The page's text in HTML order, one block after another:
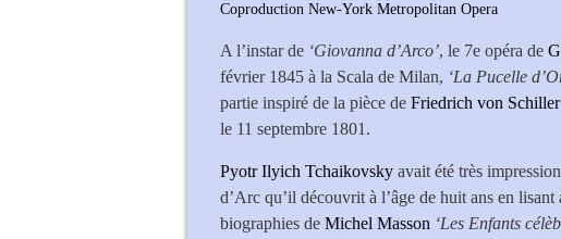
Coproduction New-York Metropolitan Opera
A l’instar de ‘Giovanna d’Arco’, le 7e opéra de
février 1845 à la Scala de Milan, ‘La Pucelle
partie inspiré de la pièce de Friedrich von Schiller
le 11 septembre 1801.
Pyotr Ilyich Tchaikovsky avait été très
d’Arc qu’il découvrit à l’âge de huit ans en
biographies de Michel Masson ‘Les Enfants